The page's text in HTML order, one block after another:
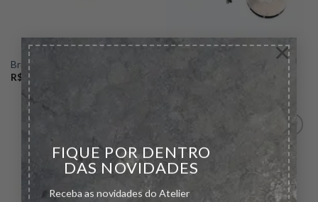
FIQUE POR DENTRO
DAS NOVIDADES
Receba as novidades do Atelier
×
Brinco Gota Invertida
R$
1.100,00
Add to
Add to
wishlist